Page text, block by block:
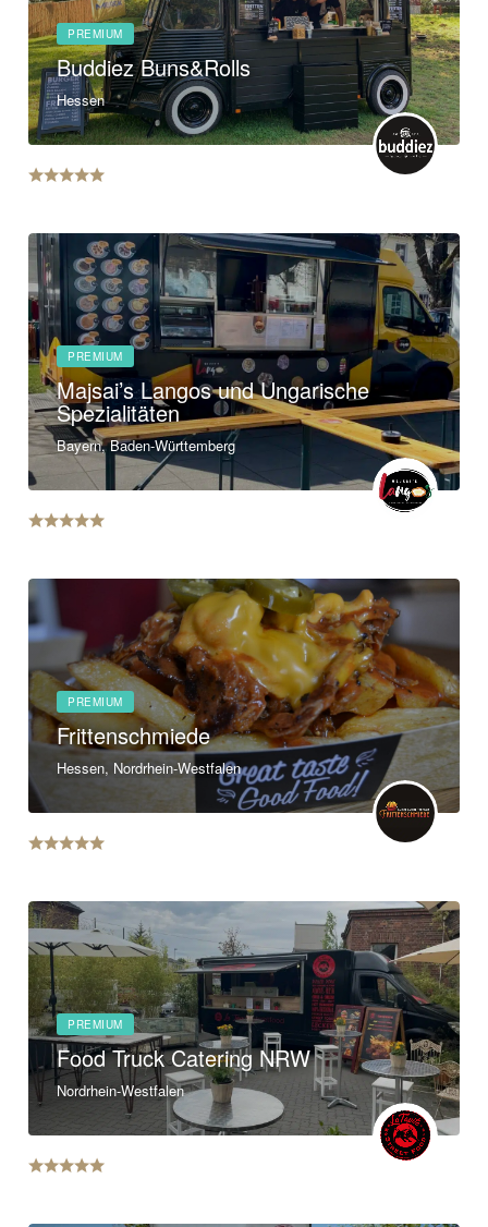
PREMIUM
Buddiez Buns&Rolls
Hessen
PREMIUM
Majsai’s Langos und Ungarische
Spezialitäten
Bayern, Baden-Württemberg
PREMIUM
Frittenschmiede
Hessen, Nordrhein-Westfalen
PREMIUM
Food Truck Catering NRW
Nordrhein-Westfalen